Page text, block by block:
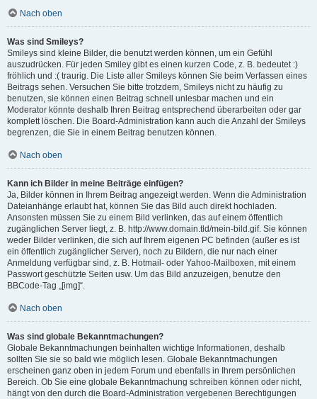
Nach oben
Was sind Smileys?
Smileys sind kleine Bilder, die benutzt werden können, um ein Gefühl
auszudrücken. Für jeden Smiley gibt es einen kurzen Code, z. B. bedeutet :)
fröhlich und :( traurig. Die Liste aller Smileys können Sie beim Verfassen eines
Beitrags sehen. Versuchen Sie bitte trotzdem, Smileys nicht zu häufig zu
benutzen, sie können einen Beitrag schnell unlesbar machen und ein
Moderator könnte deshalb Ihren Beitrag entsprechend überarbeiten oder gar
komplett löschen. Die Board-Administration kann auch die Anzahl der Smileys
begrenzen, die Sie in einem Beitrag benutzen können.
Nach oben
Kann ich Bilder in meine Beiträge einfügen?
Ja, Bilder können in Ihrem Beitrag angezeigt werden. Wenn die Administration
Dateianhänge erlaubt hat, können Sie das Bild auch direkt hochladen.
Ansonsten müssen Sie zu einem Bild verlinken, das auf einem öffentlich
zugänglichen Server liegt, z. B. http://www.domain.tld/mein-bild.gif. Sie können
weder Bilder verlinken, die sich auf Ihrem eigenen PC befinden (außer es ist
ein öffentlich zugänglicher Server), noch zu Bildern, die nur nach einer
Anmeldung verfügbar sind, z. B. Hotmail- oder Yahoo-Mailboxen, mit einem
Passwort geschützte Seiten usw. Um das Bild anzuzeigen, benutze den
BBCode-Tag „[img]“.
Nach oben
Was sind globale Bekanntmachungen?
Globale Bekanntmachungen beinhalten wichtige Informationen, deshalb
sollten Sie sie so bald wie möglich lesen. Globale Bekanntmachungen
erscheinen ganz oben in jedem Forum und ebenfalls in Ihrem persönlichen
Bereich. Ob Sie eine globale Bekanntmachung schreiben können oder nicht,
hängt von den durch die Board-Administration vergebenen Berechtigungen